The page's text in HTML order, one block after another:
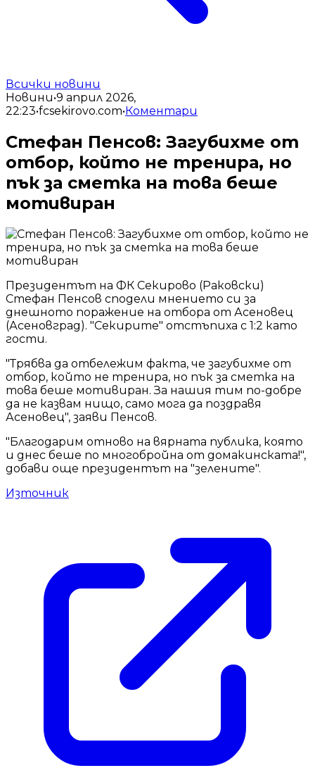
Всички новини
Новини•9 април 2026,
22:23•fcsekirovo.com•Коментари
Стефан Пенсов: Загубихме от
отбор, който не тренира, но
пък за сметка на това беше
мотивиран
Президентът на ФК Секирово (Раковски)
Стефан Пенсов сподели мнението си за
днешното поражение на отбора от Асеновец
(Асеновград). "Секирите" отстъпиха с 1:2 като
гости.
"Трябва да отбележим факта, че загубихме от
отбор, който не тренира, но пък за сметка на
това беше мотивиран. За нашия тим по-добре
да не казвам нищо, само мога да поздравя
Асеновец", заяви Пенсов.
"Благодарим отново на вярната публика, която
и днес беше по многобройна от домакинската!",
добави още президентът на "зелените".
Източник